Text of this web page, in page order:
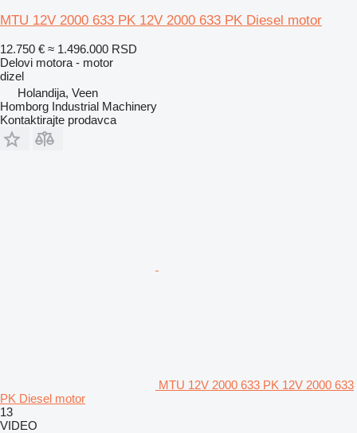
MTU 12V 2000 633 PK 12V 2000 633 PK Diesel motor
12.750 € ≈ 1.496.000 RSD
Delovi motora - motor
dizel
Holandija, Veen
Homborg Industrial Machinery
Kontaktirajte prodavca
MTU 12V 2000 633 PK 12V 2000 633
PK Diesel motor
13
VIDEO